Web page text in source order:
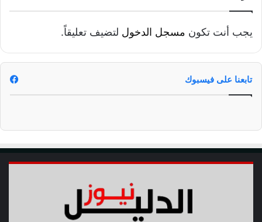
يجب أنت تكون مسجل الدخول لتضيف تعليقاً.
تابعنا على فيسبوك